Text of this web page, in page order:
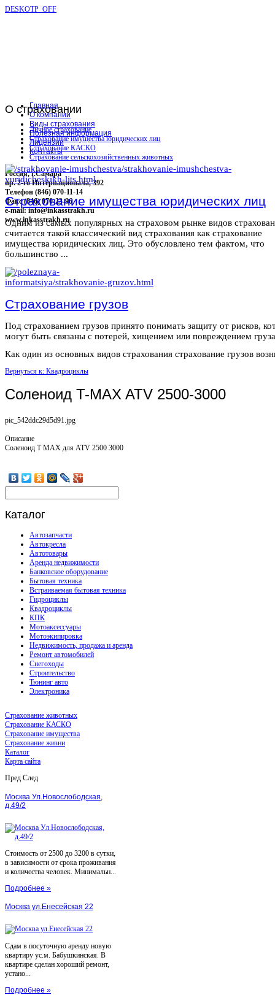
DESKOTP_OFF
О страховании
Личное страхование
Страхование имущества юридических лиц
Страхование КАСКО
Страхование сельскохозяйственных животных
Россия, г.Самара
пр. 2-го Интернационала, 392
Телефон (846) 070-11-14
Факс (846) 070-23-96
e-mail: info@inkasstrakh.ru
www.inkasstrakh.ru
Главная
О компании
Виды страхования
Полезная информация
Лицензии
Контакты
Страхование имущества юридических лиц
Одним из самых популярных на страховом рынке видов
считается такой классический вид страхования как страхование
имущества юридических лиц. Это обусловлено тем фактом, что
большинство ...
Страхование грузов
Под страхованием грузов принято понимать защиту от рисков,
могут быть связаны с потерей, хищением или повреждением
Как один из основных видов страхования страхование грузов
Вернуться к: Квадроциклы
Соленоид T-MAX ATV 2500-3000
pic_542ddc29d5d91.jpg
Описание
Соленоид T MAX для ATV 2500 3000
Каталог
Автозапчасти
Автокресла
Автотовары
Аренда недвижимости
Банковское оборудование
Бытовая техника
Встраиваемая бытовая техника
Гидроциклы
Квадроциклы
КПК
Мотоаксессуары
Мотоэкипировка
Недвижимость, продажа и аренда
Ремонт автомобилей
Снегоходы
Строительство
Тюнинг авто
Электроника
Страхование животных
Страхование КАСКО
Страхование имущества
Страхование жизни
Каталог
Карта сайта
Пред След
Москва Ул.Новослободская,
д.49/2
Стоимость от 2500 до 3200 в сутки,
в зависимости от срока проживания
и количества человек. Минимальн...
Подробнее »
Москва ул.Енесейская 22
Сдам в посуточную аренду новую
квартиру ус.м. Бабушкинская. В
квартире сделан хороший ремонт,
устано...
Подробнее »